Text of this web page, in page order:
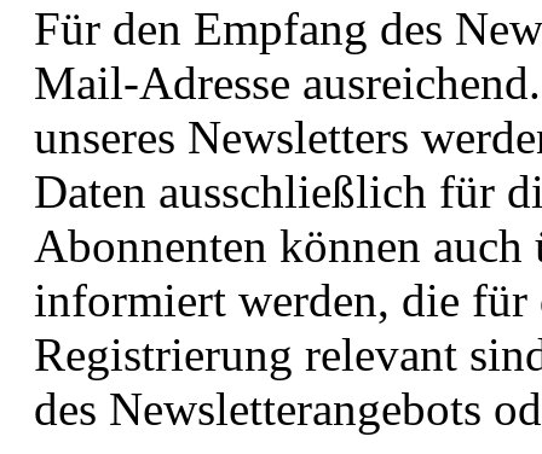
Für den Empfang des
Mail-Adresse
unseres Newsletters
Daten ausschließlich für
Abonnenten können
informiert werden, die für
Registrierung relevant
des Newsletterangebots